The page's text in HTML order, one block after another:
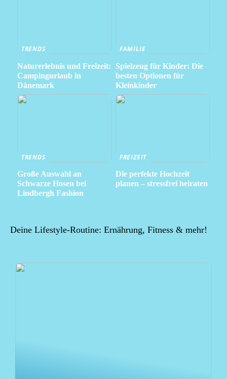
TRENDS
Naturerlebnis und Freizeit:
Campingurlaub in
Dänemark
FAMILIE
Spielzeug für Kinder: Die
besten Optionen für
Kleinkinder
TRENDS
Große Auswahl an
Schwarze Hosen bei
Lindbergh Fashion
FREIZEIT
Die perfekte Hochzeit
planen – stressfrei heiraten
Deine Lifestyle-Routine: Ernährung, Fitness & mehr!